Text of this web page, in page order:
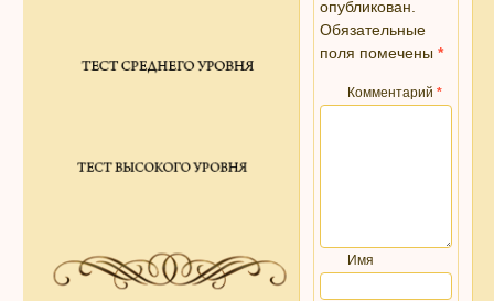
опубликован.
Обязательные
поля помечены *
Комментарий *
Имя